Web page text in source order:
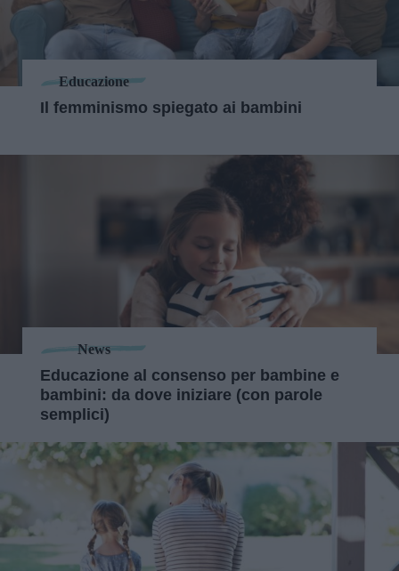
Educazione
Il femminismo spiegato ai bambini
News
Educazione al consenso per bambine e
bambini: da dove iniziare (con parole
semplici)